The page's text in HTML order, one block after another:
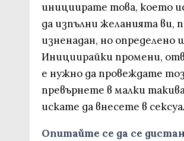
инициирате това, което
да изпълни желанията ви,
изненадан, но определено
Инициирайки промени,
е нужно да провеждате
превърнете в малки
искате да внесете в
Опитайте се да се